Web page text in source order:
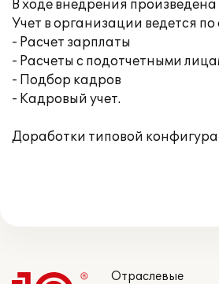
В ходе внедрения
Учет в организации ведется
- Расчет зарплаты
- Расчеты с подотчетными
- Подбор кадров
- Кадровый учет.
Доработки типовой
Отраслевые